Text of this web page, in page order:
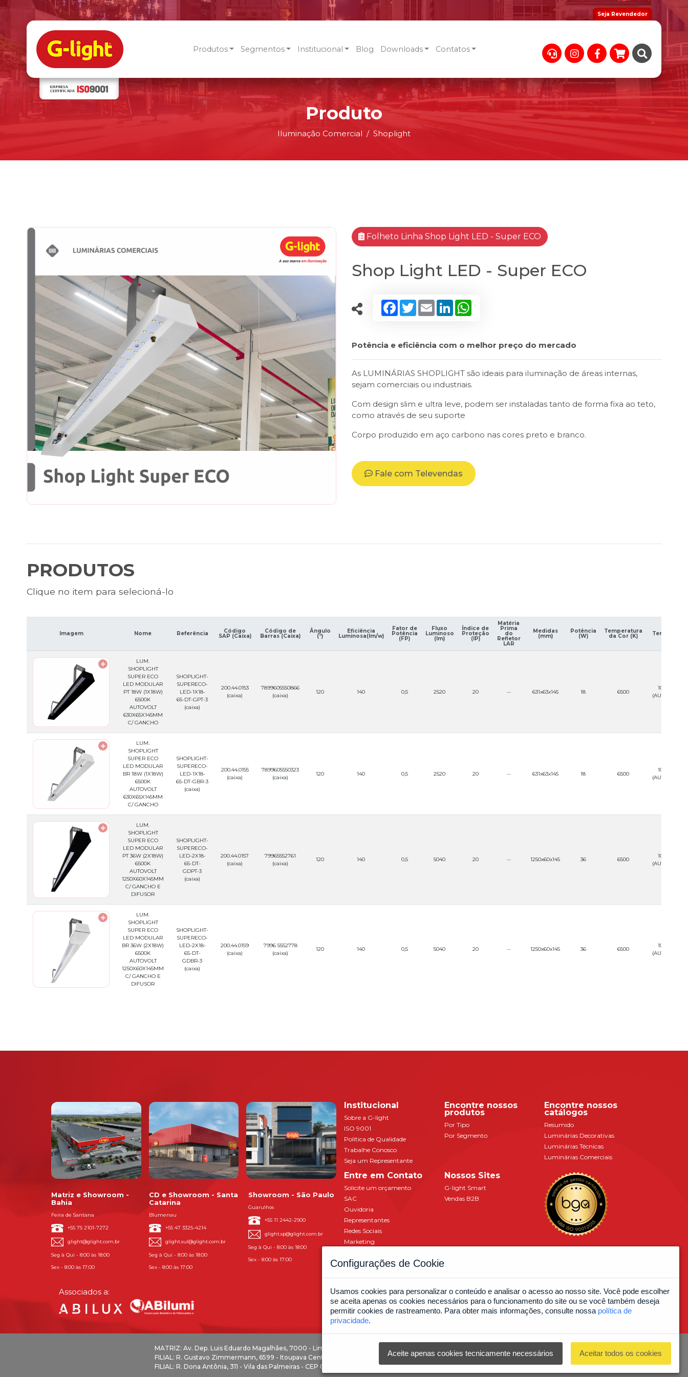
Produtos Segmentos Institucional Blog Downloads Contatos
Seja Revendedor
Produto
Iluminação Comercial Shoplight
Folheto Linha Shop Light LED - Super ECO
Shop Light LED - Super ECO
Facebook
TwitterEmailLinkedIn
Potência e eficiência com o melhor preço do mercado
As LUMINÁRIAS SHOPLIGHT são ideais para iluminação de áreas internas,
sejam comerciais ou industriais.
Com design slim e ultra leve, podem ser instaladas tanto de forma fixa ao teto,
como através de seu suporte
Corpo produzido em aço carbono nas cores preto e branco.
Fale com Televendas
PRODUTOS
Clique no item para selecioná-lo
Imagem Nome Referência Código
SAP (Caixa)
Código de
Barras (Caixa)
Ângulo
(º)
Eficiência
Luminosa(lm/w)
Fator de
Potência
(FP)
Fluxo
Luminoso
(Im)
Índice de
Proteção
(IP)
Matéria
Prima
do
Refletor
LAR
Medidas
(mm)
Potência
(W)
Temperatura
da Cor (K) Tensão (V)
LUM.
SHOPLIGHT
SUPER ECO
LED MODULAR
PT 18W (1X18W)
6500K
AUTOVOLT
630X65X145MM
C/ GANCHO
SHOPLIGHT-
SUPERECO-
LED-1X18-
65-DT-GPT-3
(caixa)
200.44.0153
(caixa)
7899605550866
(caixa)
120 140 0,5 2520 20 -- 631x63x145 18 6500
100-240
(AUTOVOLT)
LUM.
SHOPLIGHT
SUPER ECO
LED MODULAR
BR 18W (1X18W)
6500K
AUTOVOLT
630X65X145MM
C/ GANCHO
SHOPLIGHT-
SUPERECO-
LED-1X18-
65-DT-GBR-3
(caixa)
200.44.0155
(caixa)
7899605550323
(caixa)
120 140 0,5 2520 20 -- 631x63x145 18 6500
100-240
(AUTOVOLT)
LUM.
SHOPLIGHT
SUPER ECO
LED MODULAR
PT 36W (2X18W)
6500K
AUTOVOLT
1250X60X145MM
C/ GANCHO E
DIFUSOR
SHOPLIGHT-
SUPERECO-
LED-2X18-
65-DT-
GDPT-3
(caixa)
200.44.0157
(caixa)
79965552761
(caixa)
120 140 0,5 5040 20 -- 1250x60x145 36 6500
100-240
(AUTOVOLT)
LUM.
SHOPLIGHT
SUPER ECO
LED MODULAR
BR 36W (2X18W)
6500K
AUTOVOLT
1250X60X145MM
C/ GANCHO E
DIFUSOR
SHOPLIGHT-
SUPERECO-
LED-2X18-
65-DT-
GDBR-3
(caixa)
200.44.0159
(caixa)
7996 5552778
(caixa)
120 140 0,5 5040 20 -- 1250x60x145 36 6500
100-240
(AUTOVOLT)
Matriz e Showroom -
Bahia
Feira de Santana
+55 75 2101-7272
glight@glight.com.br
Seg à Qui - 8:00 às 18:00
Sex - 8:00 às 17:00
CD e Showroom - Santa
Catarina
Blumenau
+55 47 3325-4214
glight.sul@glight.com.br
Seg à Qui - 8:00 às 18:00
Sex - 8:00 às 17:00
Showroom - São Paulo
Guarulhos
+55 11 2442-2900
glight.sp@glight.com.br
Seg à Qui - 8:00 às 18:00
Sex - 8:00 às 17:00
Institucional
Sobre a G-light
ISO 9001
Política de Qualidade
Trabalhe Conosco
Seja um Representante
Encontre nossos
produtos
Por Tipo
Por Segmento
Encontre nossos
catálogos
Resumido
Luminárias Decorativas
Luminárias Técnicas
Luminárias Comerciais
Entre em Contato
Solicite um orçamento
SAC
Ouvidoria
Representantes
Redes Sociais
Marketing
Nossos Sites
G-light Smart
Vendas B2B
Associados a:
MATRIZ: Av. Dep. Luis Eduardo Magalhães, 7000 - Limoeiro - CEP 44097-324 - Feira de Santana - BA
FILIAL: R. Gustavo Zimmermann, 6599 - Itoupava Central - CEP 89063-001 - Blumenau - SC
FILIAL: R. Dona Antônia, 311 - Vila das Palmeiras - CEP 07021-000 - Guarulhos - SP @ 2022 G-light |Política de Privacidade
Configurações de Cookie
Usamos cookies para personalizar o conteúdo e analisar o acesso ao nosso site. Você pode escolher
se aceita apenas os cookies necessários para o funcionamento do site ou se você também deseja
permitir cookies de rastreamento. Para obter mais informações, consulte nossa política de
privacidade.
Aceite apenas cookies tecnicamente necessários Aceitar todos os cookies